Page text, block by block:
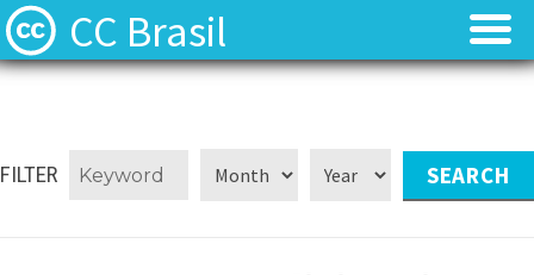
CC Brasil
FILTER